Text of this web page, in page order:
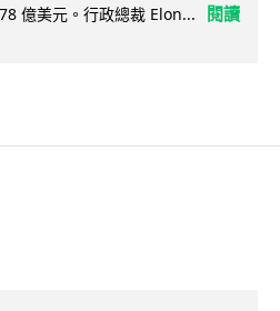
億美元。行政總裁 Elon...
閱讀